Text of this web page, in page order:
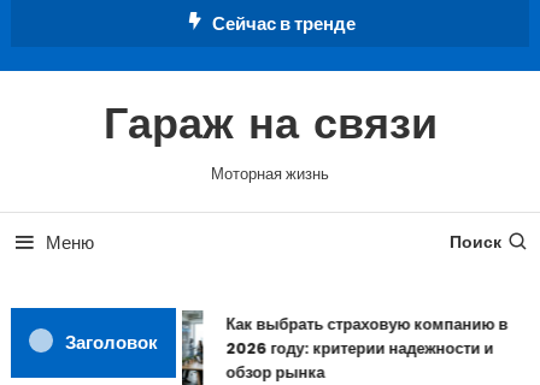
Сейчас в тренде
Гараж на связи
Моторная жизнь
Меню Поиск
Заголовок
Как выбрать страховую компанию в
2026 году: критерии надежности и
обзор рынка